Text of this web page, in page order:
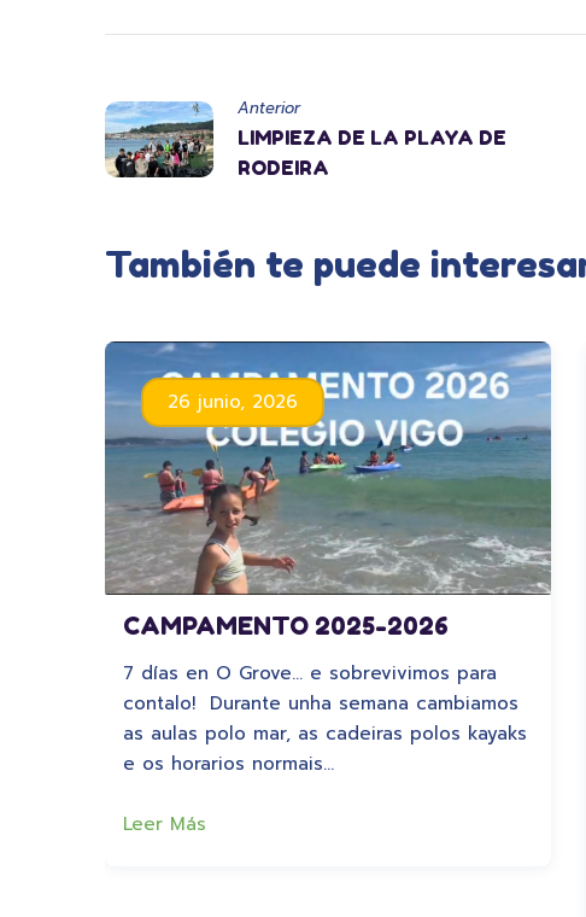
Anterior
LIMPIEZA DE LA PLAYA DE
RODEIRA
También te puede
26 junio, 2026
CAMPAMENTO 2025-2026
7 días en O Grove… e sobrevivimos para
contalo! Durante unha semana cambiamos
as aulas polo mar, as cadeiras polos kayaks
e os horarios normais…
Leer Más